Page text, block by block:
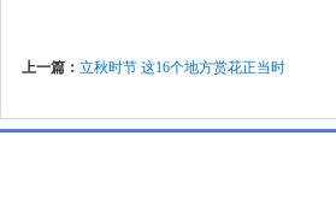
上一篇： 立秋时节 这16个地方赏花正当时